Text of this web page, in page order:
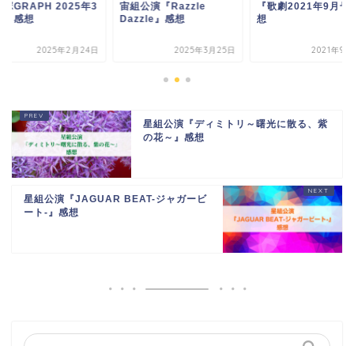
塚GRAPH 2025年3
』感想
2025年2月24日
宙組公演『Razzle
Dazzle』感想
2025年3月25日
『歌劇2021年9月号
想
2021年9
星組公演『ディミトリ～曙光に散る、紫
の花～』感想
星組公演『JAGUAR BEAT-ジャガービ
ート-』感想